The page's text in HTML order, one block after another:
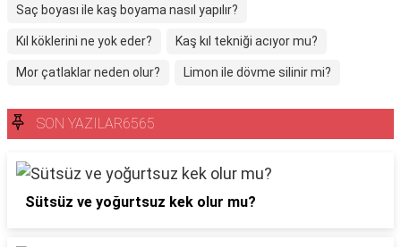
Saç boyası ile kaş boyama nasıl yapılır?
Kıl köklerini ne yok eder? Kaş kıl tekniği acıyor mu?
Mor çatlaklar neden olur? Limon ile dövme silinir mi?
SON YAZILAR6565
Sütsüz ve yoğurtsuz kek olur mu?